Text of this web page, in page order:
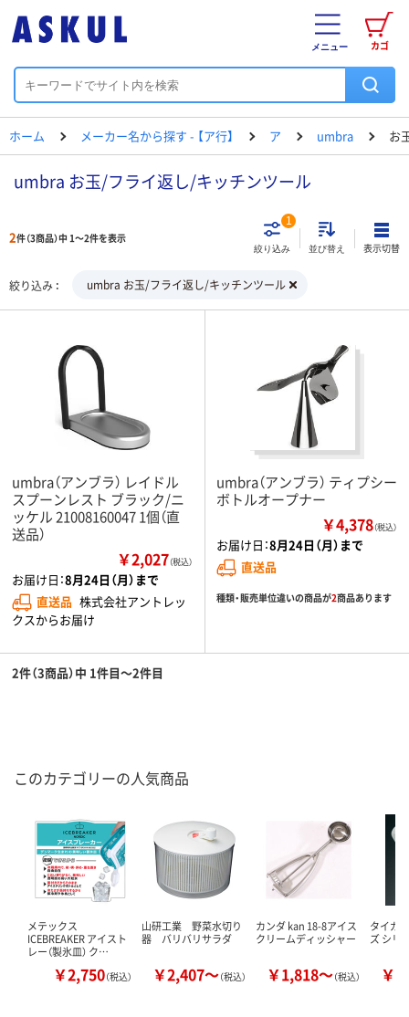
カゴ
メニュー
ホーム メーカー名から探す - 【ア行】 ア umbra お
umbra お玉/フライ返し/キッチンツール
2件（3商品）中 1～2件を表示
絞り込み
1
並び替え 表示切替
絞り込み umbra お玉/フライ返し/キッチンツール
umbra（アンブラ） レイドル
スプーンレスト ブラック/ニ
ッケル 21008160047 1個（直
送品）
￥2,027（税込）
お届け日：8月24日（月）まで
直送品 株式会社アントレッ
クスからお届け
umbra（アンブラ） ティプシー
ボトルオープナー
￥4,378（税込）
お届け日：8月24日（月）まで
直送品
種類・販売単位違いの商品が2商品あります
2件（3商品）中 1件目～2件目
このカテゴリーの人気商品
メテックス
ICEBREAKER アイスト
レー（製氷皿） ク…
￥2,750（税込）
山研工業 野菜水切り
器 バリバリサラダ
￥2,407～（税込）
カンダ kan 18-8アイス
クリームディッシャー
￥1,818～（税込）
タイガ
ズ シリ
￥